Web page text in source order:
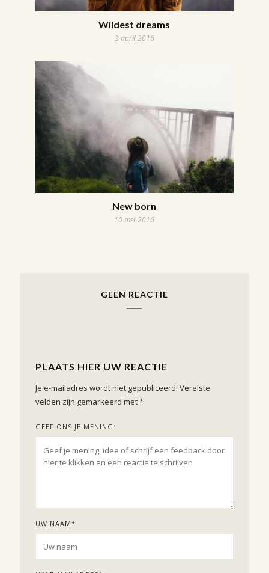
Wildest dreams
3 april 2016
New born
10 mei 2016
GEEN REACTIE
PLAATS HIER UW REACTIE
Je e-mailadres wordt niet gepubliceerd. Vereiste
velden zijn gemarkeerd met*
GEEF ONS JE MENING:
UW NAAM*